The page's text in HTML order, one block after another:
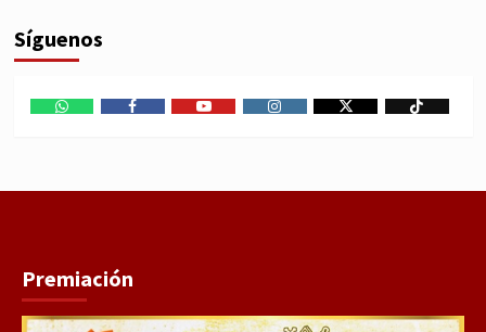
Síguenos
Premiación